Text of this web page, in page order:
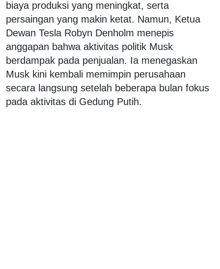
biaya produksi yang meningkat, serta
persaingan yang makin ketat. Namun, Ketua
Dewan Tesla Robyn Denholm menepis
anggapan bahwa aktivitas politik Musk
berdampak pada penjualan. Ia menegaskan
Musk kini kembali memimpin perusahaan
secara langsung setelah beberapa bulan fokus
pada aktivitas di Gedung Putih.